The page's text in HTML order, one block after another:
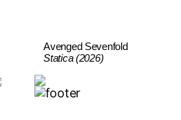
Avenged Sevenfold
Statica (2026)